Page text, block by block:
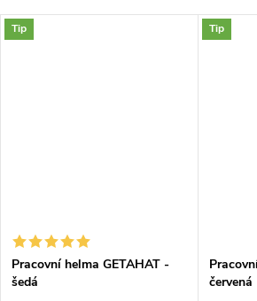
Tip
Pracovní helma GETAHAT -
šedá
Tip
červená